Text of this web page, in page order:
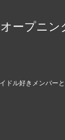
オープニ
ドル好きメンバー